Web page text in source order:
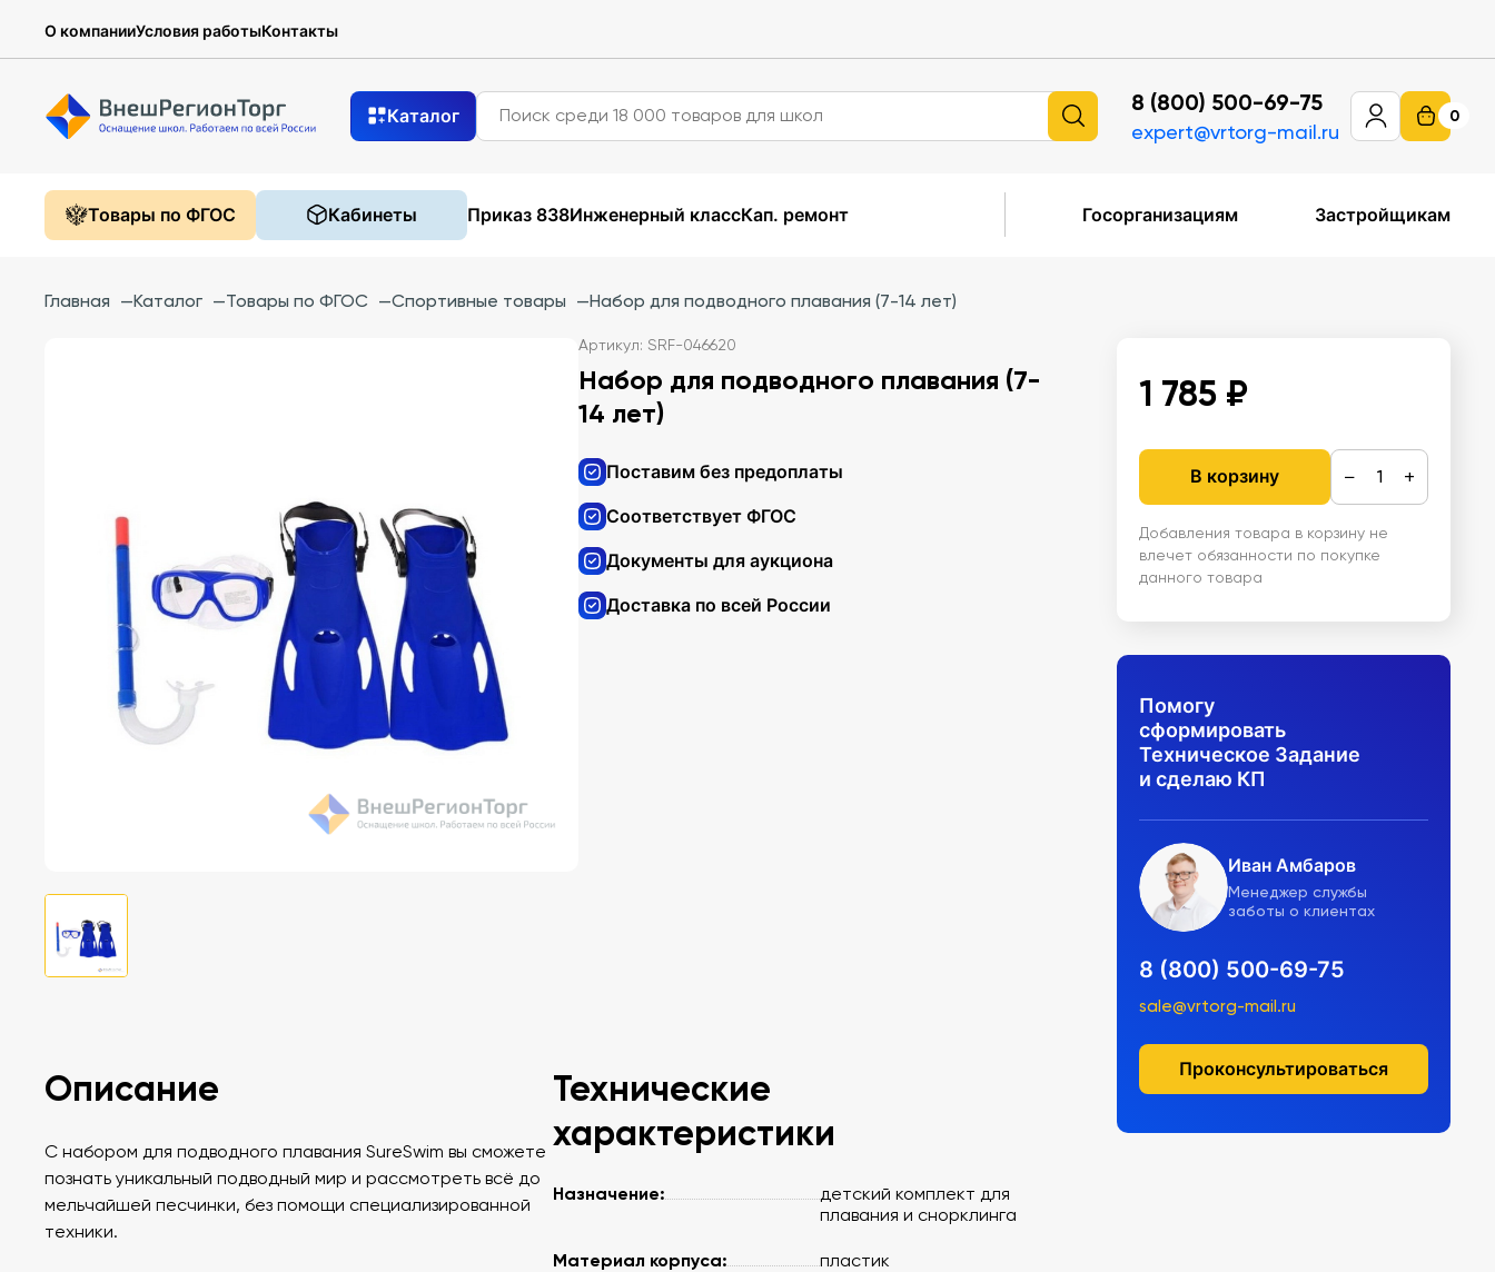
О компанииУсловия работыКонтакты
Каталог 8 (800) 500-69-75
expert@vrtorg-mail.ru
0
Товары по ФГОС Кабинеты Приказ 838Инженерный классКап. ремонт Госорганизациям Застройщикам
Главная —Каталог —Товары по ФГОС —Спортивные товары —Набор для подводного плавания (7-14 лет)
Артикул: SRF-046620
Набор для подводного плавания (7-
14 лет)
Поставим без предоплаты
Соответствует ФГОС
Документы для аукциона
Доставка по всей России
1 785 ₽
В корзину − +
Добавления товара в корзину не
влечет обязанности по покупке
данного товара
Помогу
сформировать
Техническое Задание
и сделаю КП
Иван Амбаров
Менеджер службы
заботы о клиентах
8 (800) 500-69-75
sale@vrtorg-mail.ru
Проконсультироваться
Описание
С набором для подводного плавания SureSwim вы сможете
познать уникальный подводный мир и рассмотреть всё до
мельчайшей песчинки, без помощи специализированной
техники.
Технические
характеристики
Назначение:
детский комплект для
плавания и снорклинга
Материал корпуса: пластик